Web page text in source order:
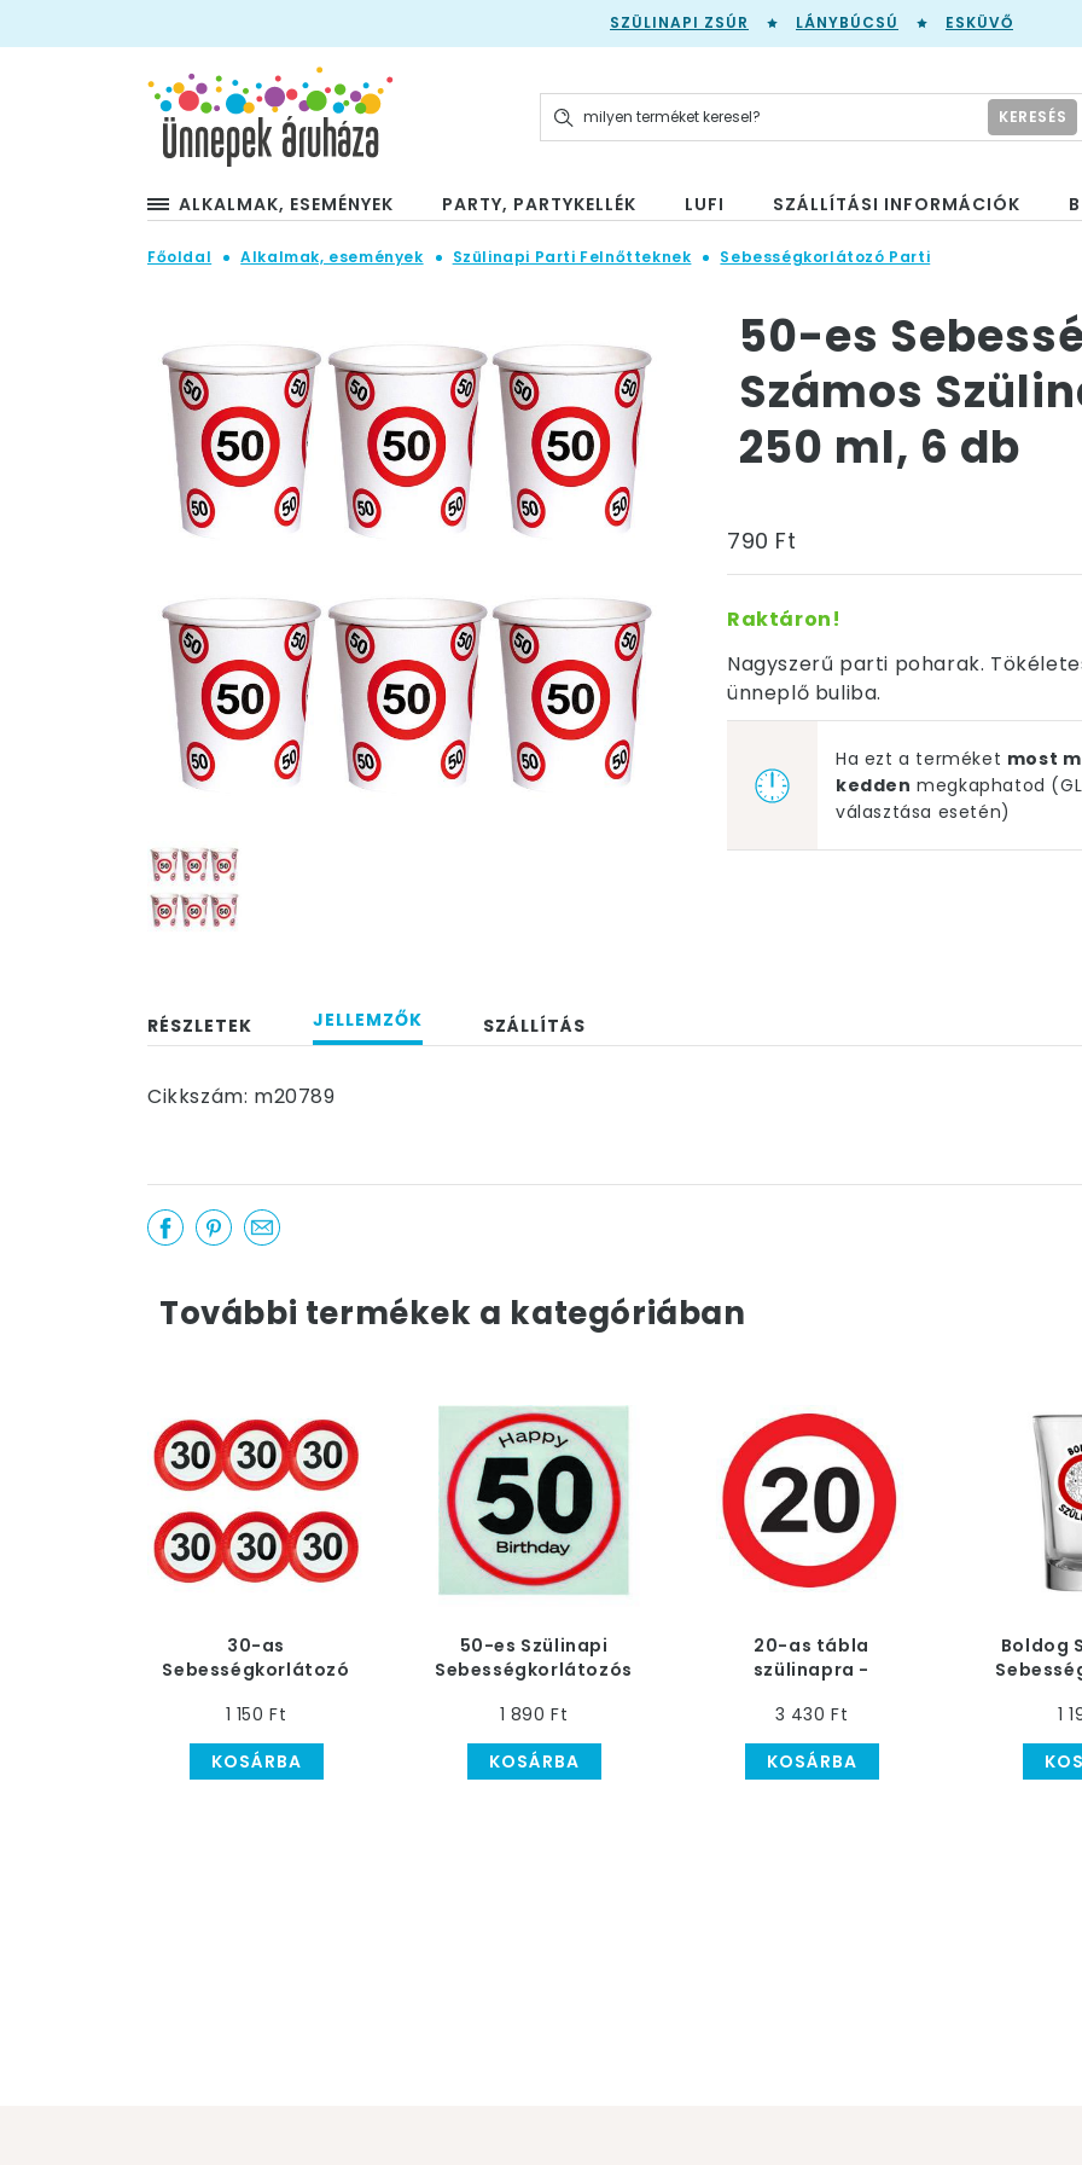
SZÜLINAPI ZSÚR LÁNYBÚCSÚ ESKÜVŐ
KERESÉS
ALKALMAK, ESEMÉNYEK PARTY, PARTYKELLÉK LUFI SZÁLLÍTÁSI INFORMÁCIÓK
Főoldal Alkalmak, események Szülinapi Parti Felnőtteknek Sebességkorlátozó Parti
50-es
Számos
250 ml, 6 db
790 Ft
Raktáron!
Nagyszerű parti poharak.
ünneplő buliba.
Ha ezt a terméket most
kedden megkaphatod
választása esetén)
RÉSZLETEK JELLEMZŐK SZÁLLÍTÁS
Cikkszám: m20789
További termékek a kategóriában
30-as
Sebességkorlátozó
Parti Tányér, 23 cm, 6
db
1 150 Ft
KOSÁRBA
50-es Szülinapi
Sebességkorlátozós
1 890 Ft
KOSÁRBA
20-as tábla
szülinapra -
tábla szülinapra
3 430 Ft
KOSÁRBA
Boldog
1